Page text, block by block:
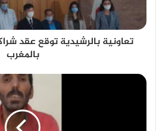
تعاونية بالرشيدية توقع عقد
بالمغرب